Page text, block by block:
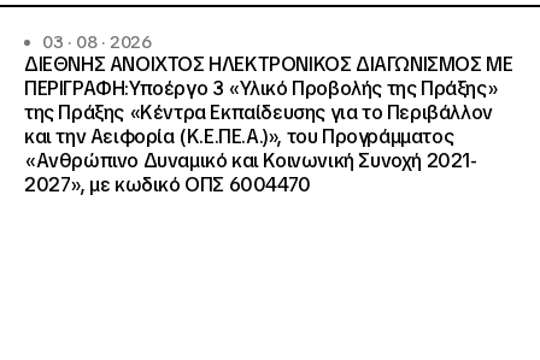
03 · 08 · 2026
ΔΙΕΘΝΗΣ ΑΝΟΙΧΤΟΣ ΗΛΕΚΤΡΟΝΙΚΟΣ ΔΙΑΓΩΝΙΣΜΟΣ ΜΕ
ΠΕΡΙΓΡΑΦΗ:Υποέργο 3 «Υλικό Προβολής της Πράξης»
της Πράξης «Κέντρα Εκπαίδευσης για το Περιβάλλον
και την Αειφορία (Κ.Ε.ΠΕ.Α.)», του Προγράμματος
«Ανθρώπινο Δυναμικό και Κοινωνική Συνοχή 2021-
2027», με κωδικό ΟΠΣ 6004470